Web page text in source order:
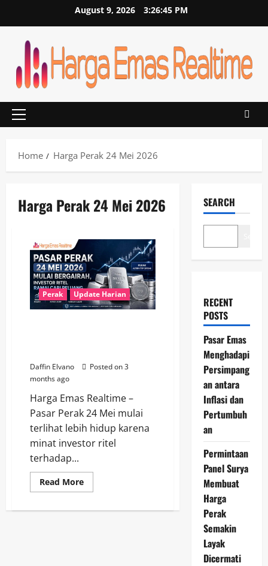
August 9, 2026 3:26:45 PM
Primary
Home
Harga Perak 24 Mei 2026
Harga Perak 24 Mei 2026
Perak Update Harian
Daffin Elvano
Posted on 3
months ago
Harga Emas Realtime –
Pasar Perak 24 Mei mulai
terlihat lebih hidup karena
minat investor ritel
terhadap...
Read MoreRead
more
Perak
SEARCH
RECENT
POSTS
Pasar Emas
Menghadapi
Persimpang
an antara
Inflasi dan
Pertumbuh
an
Permintaan
Panel Surya
Membuat
Harga
Perak
Semakin
Layak
Dicermati